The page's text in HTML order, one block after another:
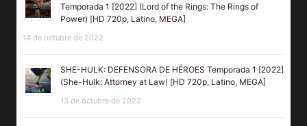
Temporada 1 [2022] (Lord of the Rings: The Rings of
Power) [HD 720p, Latino, MEGA]
14 de octubre de 2022
SHE-HULK: DEFENSORA DE HÉROES Temporada 1 [2022]
(She-Hulk: Attorney at Law) [HD 720p, Latino, MEGA]
13 de octubre de 2022